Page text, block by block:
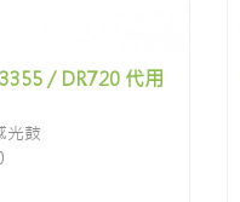
/ DR720 代用
光鼓